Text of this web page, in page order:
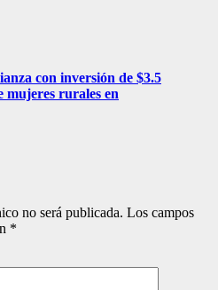
con inversión de $3.5
mujeres rurales en
no será publicada. Los campos
*